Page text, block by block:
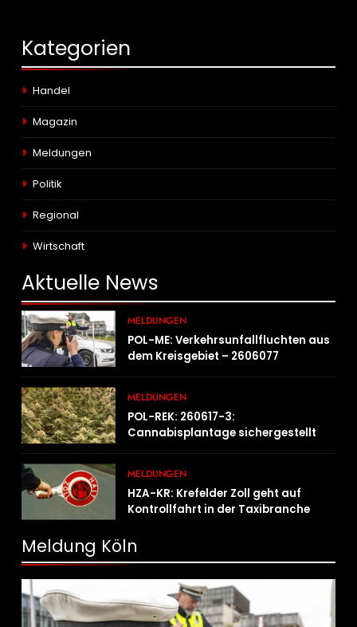
Kategorien
Handel
Magazin
Meldungen
Politik
Regional
Wirtschaft
Aktuelle News
MELDUNGEN
POL-ME: Verkehrsunfallfluchten aus
dem Kreisgebiet – 2606077
MELDUNGEN
POL-REK: 260617-3:
Cannabisplantage sichergestellt
MELDUNGEN
HZA-KR: Krefelder Zoll geht auf
Kontrollfahrt in der Taxibranche
Meldung Köln